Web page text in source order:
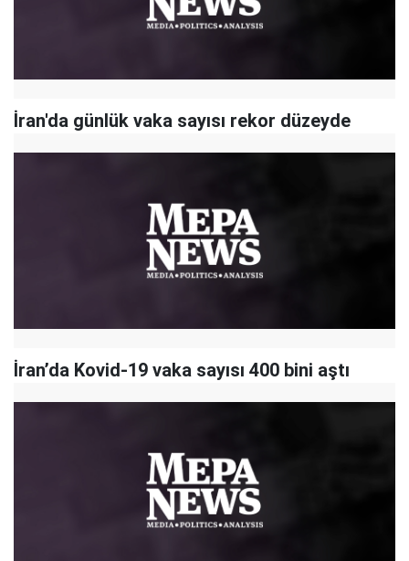
İran'da günlük vaka sayısı rekor düzeyde
İran’da Kovid-19 vaka sayısı 400 bini aştı